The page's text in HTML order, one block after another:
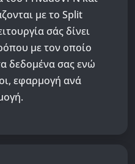
με το Split
σάς δίνει
με τον οποίο
δεδομένα σας ενώ
εφαρμογή ανά